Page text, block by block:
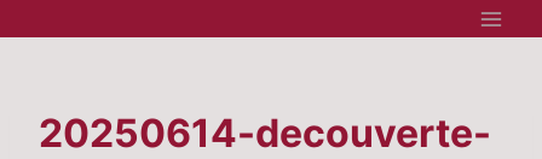
20250614-decouverte-